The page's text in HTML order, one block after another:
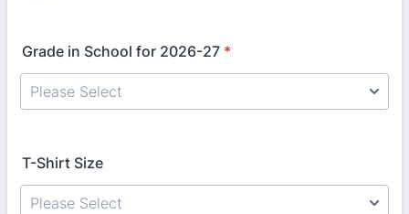
Grade in School for 2026-27 *
T-Shirt Size
Please Select